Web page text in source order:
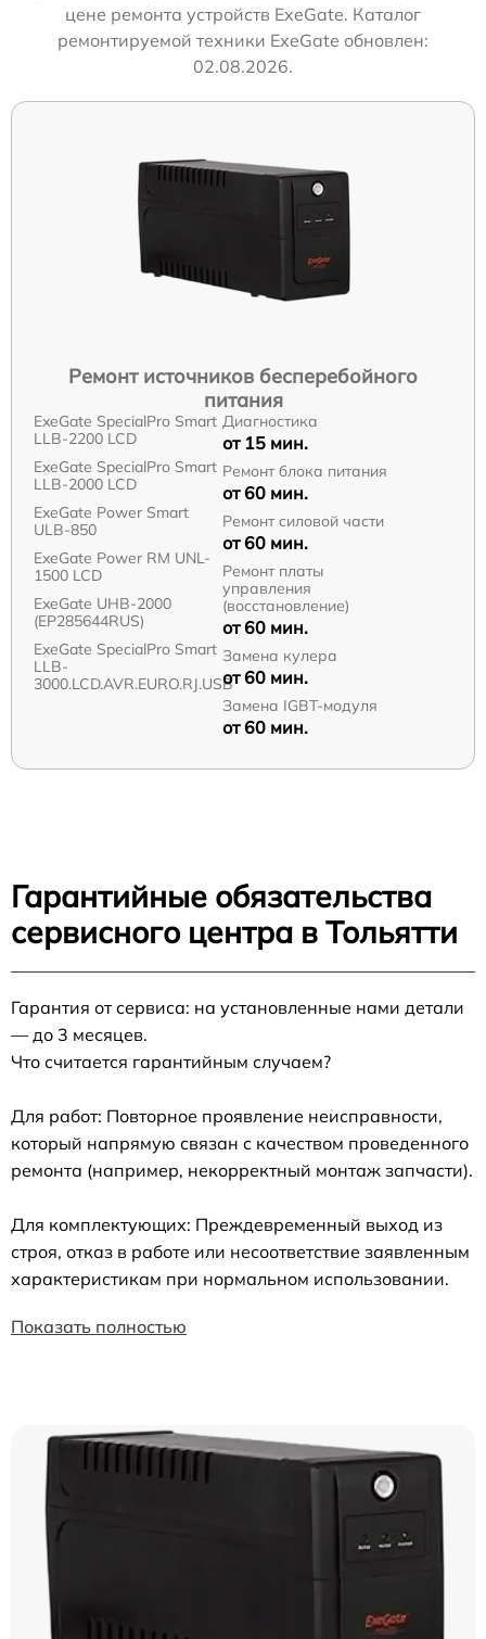
цене ремонта устройств ExeGate. Каталог
ремонтируемой техники ExeGate обновлен:
02.08.2026.
Ремонт источников бесперебойного
питания
ExeGate SpecialPro Smart
LLB-2200 LCD
ExeGate SpecialPro Smart
LLB-2000 LCD
ExeGate Power Smart
ULB-850
ExeGate Power RM UNL-
1500 LCD
ExeGate UHB-2000
(EP285644RUS)
ExeGate SpecialPro Smart
LLB-
3000.LCD.AVR.EURO.RJ.USB
Диагностика
от 15 мин.
Ремонт блока питания
от 60 мин.
Ремонт силовой части
от 60 мин.
Ремонт платы
управления
(восстановление)
от 60 мин.
Замена кулера
от 60 мин.
Замена IGBT-модуля
от 60 мин.
Гарантийные обязательства
сервисного центра в Тольятти
Гарантия от сервиса: на установленные нами детали
— до 3 месяцев.
Что считается гарантийным случаем?
Для работ: Повторное проявление неисправности,
который напрямую связан с качеством проведенного
ремонта (например, некорректный монтаж запчасти).
Для комплектующих: Преждевременный выход из
строя, отказ в работе или несоответствие заявленным
характеристикам при нормальном использовании.
Показать полностью